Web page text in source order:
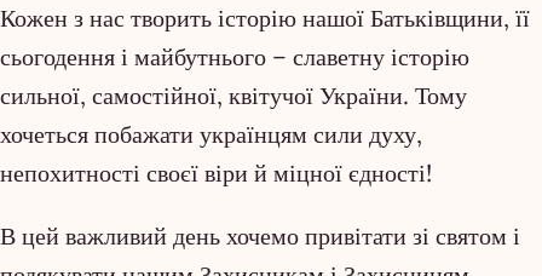
Кожен з нас творить історію нашої Батьківщини, її
сьогодення і майбутнього – славетну історію
сильної, самостійної, квітучої України. Тому
хочеться побажати українцям сили духу,
непохитності своєї віри й міцної єдності!
В цей важливий день хочемо привітати зі святом і